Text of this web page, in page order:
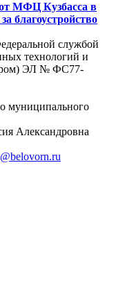
МФЦ Кузбасса в
благоустройство
службой
технологий и
ЭЛ № ФС77-
муниципального
Александровна